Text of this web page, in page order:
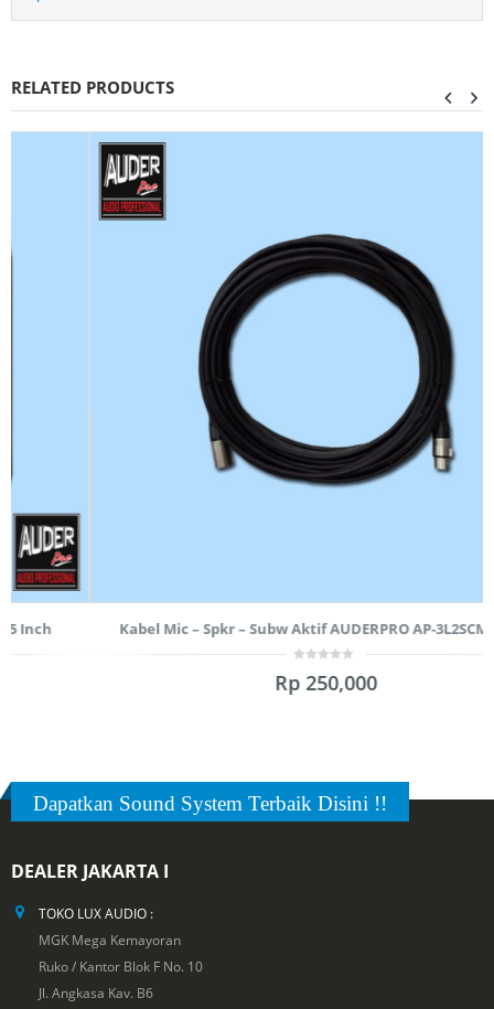
RELATED PRODUCTS
Kabel Mic – Spkr – Subw Aktif AUDERPRO AP-3L2SCM – 10M
250,000
Dapatkan Sound System Terbaik Disini !!
DEALER JAKARTA I
TOKO LUX AUDIO :
MGK Mega Kemayoran
Ruko / Kantor Blok F No. 10
Jl. Angkasa Kav. B6